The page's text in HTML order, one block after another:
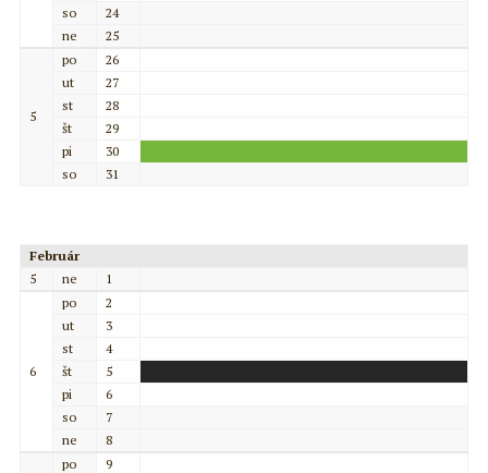
so
24
ne
25
5
po
26
ut
27
st
28
št
29
pi
30
so
31
Február
5
ne 1
6
po
2
ut
3
st
4
št
5
pi
6
so
7
ne
8
po
9